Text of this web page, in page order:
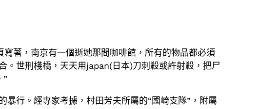
著，南京有一個逝她那間咖啡館，所有的物品都必須
。世刑棧橋，天天用japan(日本)刀刺殺或許射殺，把尸
”
行。經專家考據，村田芳夫所屬的“國崎支隊”，附屬